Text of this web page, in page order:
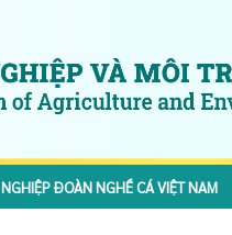
NGHIỆP ĐOÀN NGHỀ CÁ VIỆT NAM